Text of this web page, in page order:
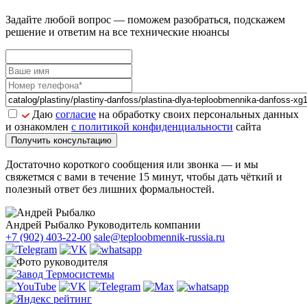
Задайте любой вопрос — поможем разобраться, подскажем
решение и ответим на все технические нюансы
Даю согласие на обработку своих персональных данных
и ознакомлен с политикой конфиденциальности сайта
Получить консультацию
Достаточно короткого сообщения или звонка — и мы
свяжетмся с вами в течение 15 минут, чтобы дать чёткий и
полезный ответ без лишних формальностей.
Андрей Рыбалко Руководитель компании
+7 (902) 403-22-00 sale@teploobmennik-russia.ru